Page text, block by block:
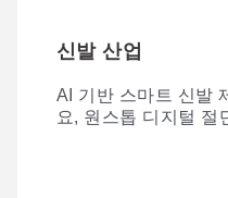
신발 산업
AI 기반 스마트 신발
요, 원스톱 디지털 절